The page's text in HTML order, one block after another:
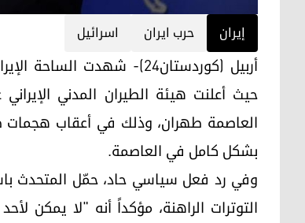
إيران حرب ايران اسرائيل
أربيل (كوردستان24)- شهدت
حيث أعلنت هيئة الطيران المدني
العاصمة طهران، وذلك في أعقاب هجمات
بشكل كامل في العاصمة.
وفي رد فعل سياسي حاد، حمّل المتحدث باسم
التوترات الراهنة، مؤكداً أنه "لا